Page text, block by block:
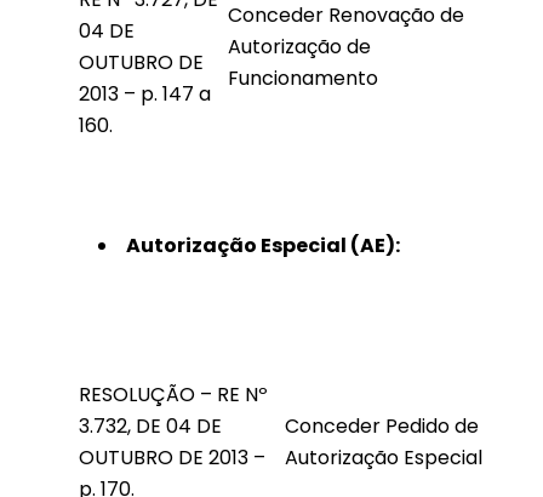
04 DE
OUTUBRO DE
2013 – p. 147 a
160.
Conceder Renovação de
Autorização de
Funcionamento
Autorização Especial (AE):
RESOLUÇÃO – RE Nº
3.732, DE 04 DE
OUTUBRO DE 2013 –
p. 170.
Conceder Pedido de
Autorização Especial